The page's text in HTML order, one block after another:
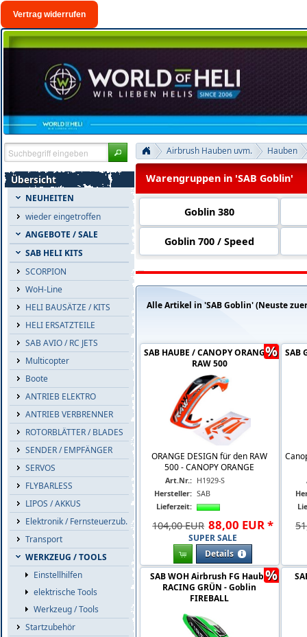
Vertrag widerrufen
Übersicht
NEUHEITEN
wieder eingetroffen
ANGEBOTE / SALE
SAB HELI KITS
SCORPION
WoH-Line
HELI BAUSÄTZE / KITS
HELI ERSATZTEILE
SAB AVIO / RC JETS
Multicopter
Boote
ANTRIEB ELEKTRO
ANTRIEB VERBRENNER
ROTORBLÄTTER / BLADES
SENDER / EMPFÄNGER
SERVOS
FLYBARLESS
LIPOS / AKKUS
Elektronik / Fernsteuerzub.
Transport
WERKZEUG / TOOLS
Einstellhilfen
elektrische Tools
Werkzeug / Tools
Startzubehör
Airbrush Hauben uvm. Hauben
Warengruppen in 'SAB Goblin'
Goblin 380
Goblin 700 / Speed
Alle Artikel in 'SAB Goblin' (Neuste
SAB HAUBE / CANOPY ORANGE -
RAW 500
ORANGE DESIGN für den RAW
500 - CANOPY ORANGE
Art.Nr.: H1929-S
Hersteller: SAB
Lieferzeit:
104,00 EUR 88,00 EUR*
SUPER SALE
Details
% SAB
SAB WOH Airbrush FG Haube
RACING GRÜN - Goblin
FIREBALL
%